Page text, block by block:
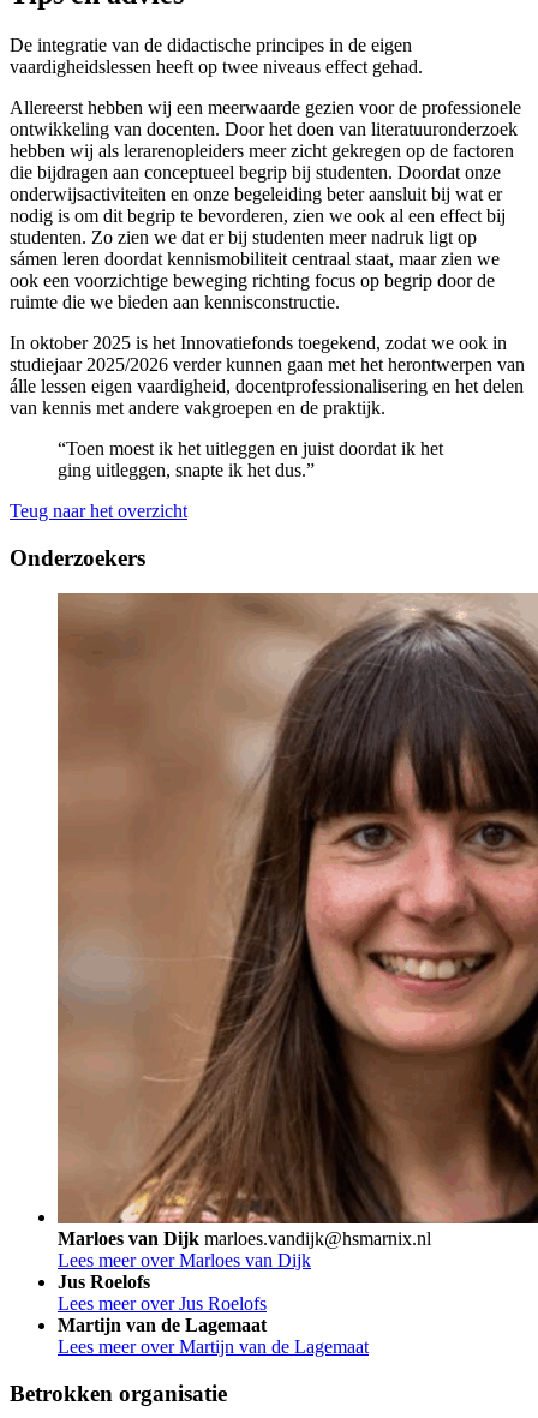
De integratie van de didactische principes in de eigen
vaardigheidslessen heeft op twee niveaus effect gehad.
Allereerst hebben wij een meerwaarde gezien voor de professionele
ontwikkeling van docenten. Door het doen van literatuuronderzoek
hebben wij als lerarenopleiders meer zicht gekregen op de factoren
die bijdragen aan conceptueel begrip bij studenten. Doordat onze
onderwijsactiviteiten en onze begeleiding beter aansluit bij wat er
nodig is om dit begrip te bevorderen, zien we ook al een effect bij
studenten. Zo zien we dat er bij studenten meer nadruk ligt op
sámen leren doordat kennismobiliteit centraal staat, maar zien we
ook een voorzichtige beweging richting focus op begrip door de
ruimte die we bieden aan kennisconstructie.
In oktober 2025 is het Innovatiefonds toegekend, zodat we ook in
studiejaar 2025/2026 verder kunnen gaan met het herontwerpen van
álle lessen eigen vaardigheid, docentprofessionalisering en het delen
van kennis met andere vakgroepen en de praktijk.
“Toen moest ik het uitleggen en juist doordat ik het
ging uitleggen, snapte ik het dus.”
Teug naar het overzicht
Onderzoekers
Marloes van Dijk marloes.vandijk@hsmarnix.nl
Lees meer over Marloes van Dijk
Jus Roelofs
Lees meer over Jus Roelofs
Martijn van de Lagemaat
Lees meer over Martijn van de Lagemaat
Betrokken organisatie